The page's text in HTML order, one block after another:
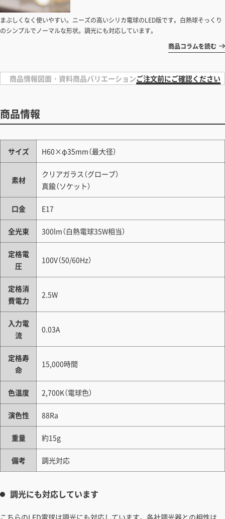
まぶしくなく使いやすい。ニーズの高いシリカ電球のLED版です。白熱球そっくり
のシンプルでノーマルな形状。調光にも対応しています。
商品コラムを読む
商品情報図面・資料商品バリエーションご注文前にご確認ください
商品情報
サイズ H60×φ35mm（最大径）
素材
クリアガラス（グローブ）
真鍮（ソケット）
口金 E17
全光束 300lm（白熱電球35W相当）
定格電
圧
100V（50/60Hz）
定格消
費電力
2.5W
入力電
流
0.03A
定格寿
命
15,000時間
色温度 2,700K（電球色）
演色性 88Ra
重量 約15g
備考 調光対応
調光にも対応しています
こちらのLED電球は調光にも対応しています。各社調光器との相性は